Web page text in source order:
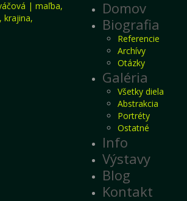
Domov
Biografia
Referencie
Archívy
Otázky
Galéria
Všetky diela
Abstrakcia
Portréty
Ostatné
Info
Výstavy
Blog
Kontakt